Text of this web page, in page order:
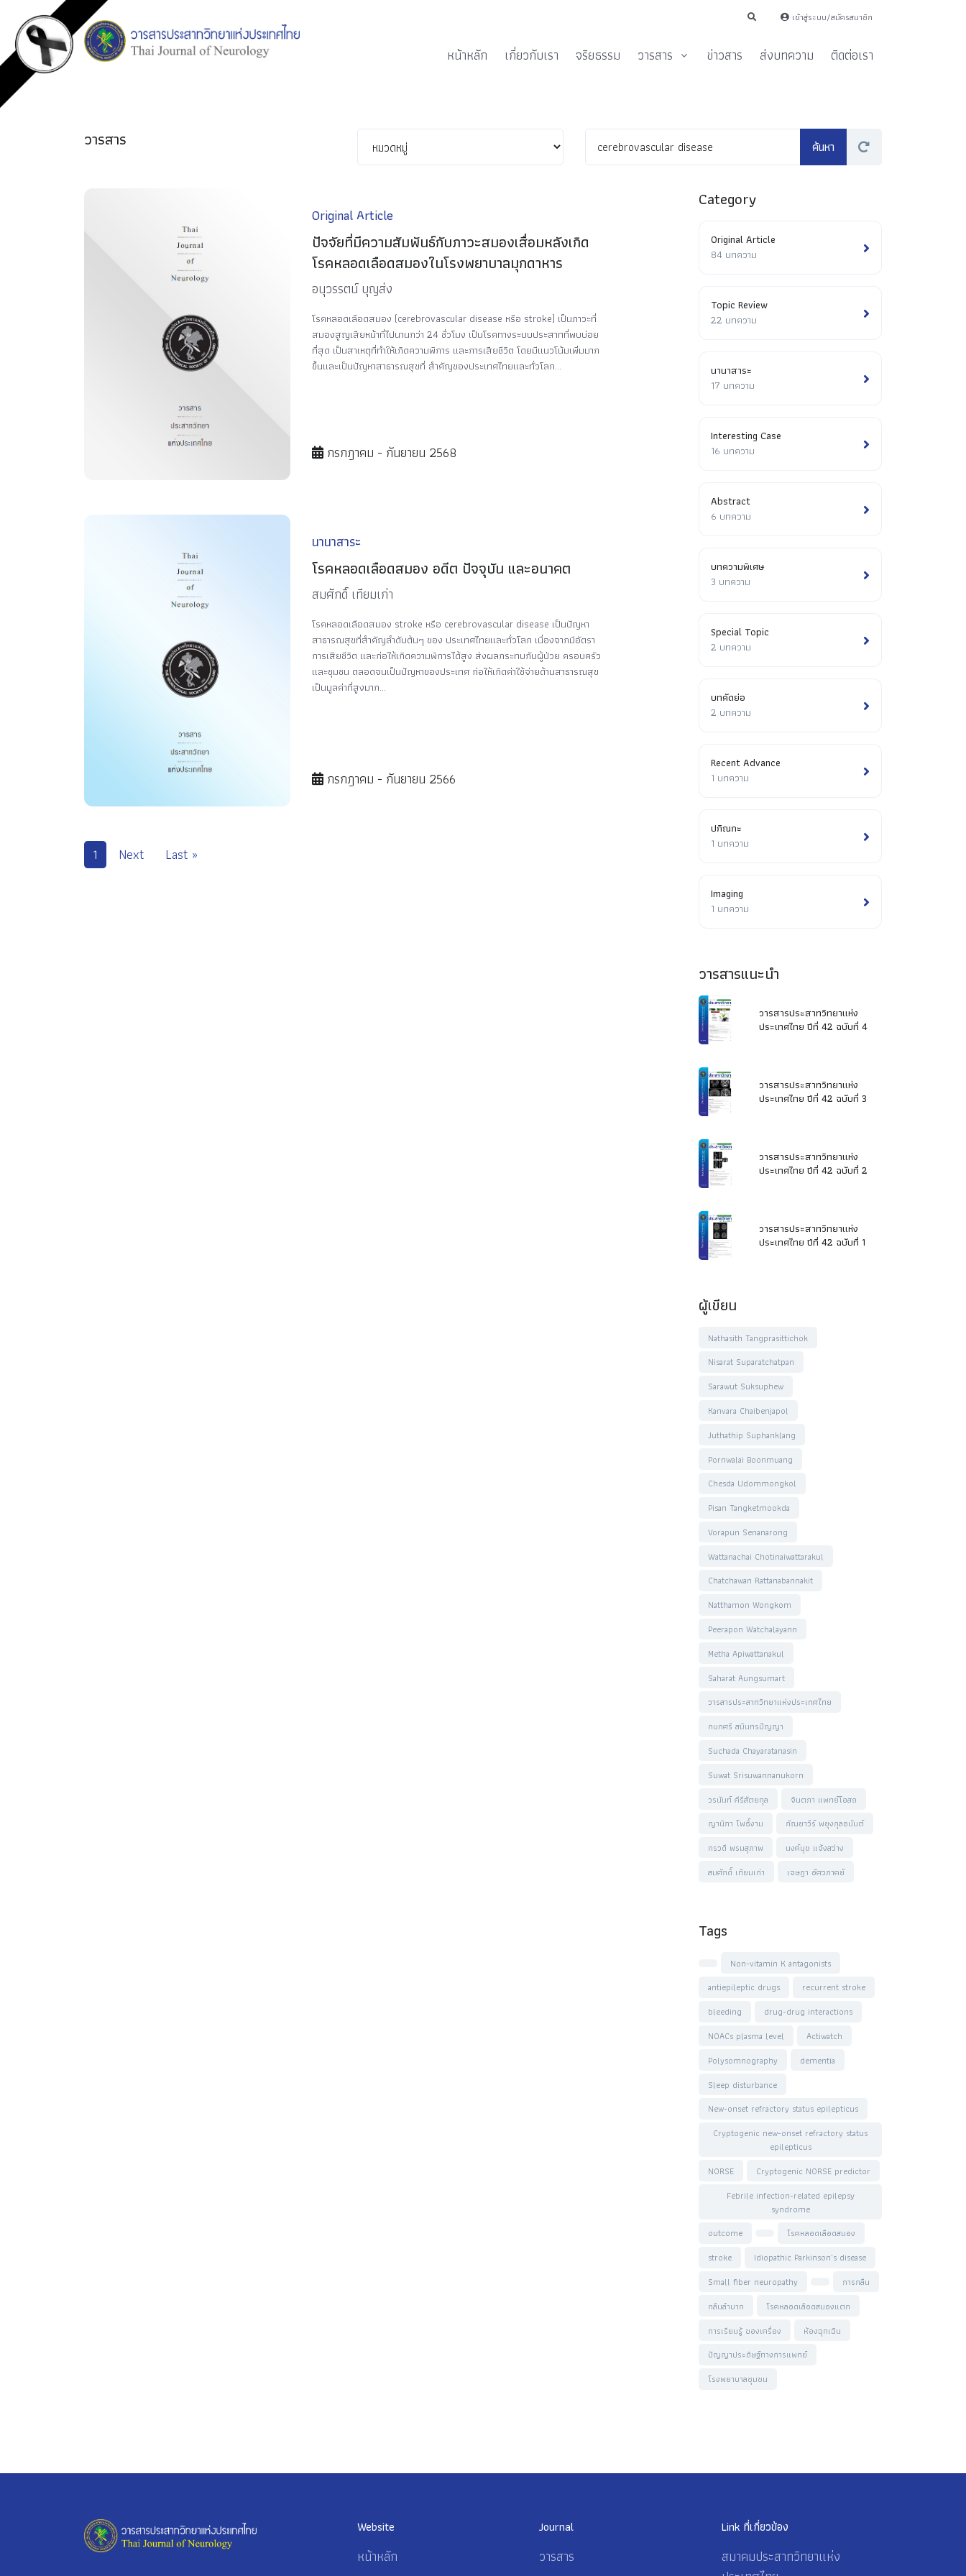
เข้าสู่ระบบ/สมัครสมาชิก
หน้าหลัก เกี่ยวกับเรา จริยธรรม วารสาร ข่าวสาร ส่งบทความ ติดต่อเรา
วารสาร
Original Article
ปัจจัยที่มีความสัมพันธ์กับภาวะสมองเสื่อมหลังเกิด
โรคหลอดเลือดสมองในโรงพยาบาลมุกดาหาร
อนุวรรตน์ บุญส่ง
โรคหลอดเลือดสมอง (cerebrovascular disease หรือ stroke) เป็นภาวะที่
สมองสูญเสียหน้าที่ไปนานกว่า 24 ชั่วโมง เป็นโรคทางระบบประสาทที่พบบ่อย
ที่สุด เป็นสาเหตุที่ทำให้เกิดความพิการ และการเสียชีวิต โดยมีแนวโน้มเพิ่มมาก
ขึ้นและเป็นปัญหาสาธารณสุขที่ สำคัญของประเทศไทยและทั่วโลก...
กรกฎาคม - กันยายน 2568
นานาสาระ
โรคหลอดเลือดสมอง อดีต ปัจจุบัน และอนาคต
สมศักดิ์ เทียมเก่า
โรคหลอดเลือดสมอง stroke หรือ cerebrovascular disease เป็นปัญหา
สาธารณสุขที่สำคัญลำดับต้นๆ ของ ประเทศไทยและทั่วโลก เนื่องจากมีอัตรา
การเสียชีวิต และก่อให้เกิดความพิการได้สูง ส่งผลกระทบกับผู้ป่วย ครอบครัว
และชุมชน ตลอดจนเป็นปัญหาของประเทศ ก่อให้เกิดค่าใช้จ่ายด้านสาธารณสุข
เป็นมูลค่าที่สูงมาก...
กรกฎาคม - กันยายน 2566
1 Next Last »
Category
Original Article
84 บทความ
Topic Review
22 บทความ
นานาสาระ
17 บทความ
Interesting Case
16 บทความ
Abstract
6 บทความ
บทความพิเศษ
3 บทความ
Special Topic
2 บทความ
บทคัดย่อ
2 บทความ
Recent Advance
1 บทความ
ปกิณกะ
1 บทความ
Imaging
1 บทความ
วารสารแนะนำ
วารสารประสาทวิทยาแห่ง
ประเทศไทย ปีที่ 42 ฉบับที่ 4
วารสารประสาทวิทยาแห่ง
ประเทศไทย ปีที่ 42 ฉบับที่ 3
วารสารประสาทวิทยาแห่ง
ประเทศไทย ปีที่ 42 ฉบับที่ 2
วารสารประสาทวิทยาแห่ง
ประเทศไทย ปีที่ 42 ฉบับที่ 1
ผู้เขียน
Nathasith Tangprasittichok
Nisarat Suparatchatpan
Sarawut Suksuphew
Kanvara Chaibenjapol
Juthathip Suphanklang
Pornwalai Boonmuang
Chesda Udommongkol
Pisan Tangketmookda
Vorapun Senanarong
Wattanachai Chotinaiwattarakul
Chatchawan Rattanabannakit
Natthamon Wongkom
Peerapon Watchalayann
Metha Apiwattanakul
Saharat Aungsumart
วารสารประสาทวิทยาแห่งประเทศไทย
กนกศรี สมินทรปัญญา
Suchada Chayaratanasin
Suwat Srisuwannanukorn
วรนันท์ คีรีสัตยกุล
จินตภา แพทย์โอสถ
ญานิกา โพธิ์งาม
กัณยาวีร์ พยุงกุลอนันต์
กรวดี พรมสุภาพ
นงค์นุช แจ้งสว่าง
สมศักดิ์ เทียมเก่า
เจษฎา อัศวภาคย์
Tags
Non-vitamin K antagonists
antiepileptic drugs
recurrent stroke
bleeding
drug-drug interactions
NOACs plasma level
Actiwatch
Polysomnography
dementia
Sleep disturbance
New-onset refractory status epilepticus
Cryptogenic new-onset refractory status
epilepticus
NORSE
Cryptogenic NORSE predictor
Febrile infection-related epilepsy
syndrome
outcome
โรคหลอดเลือดสมอง
stroke
Idiopathic Parkinson's disease
Small fiber neuropathy
การกลืน
กลืนลำบาก
โรคหลอดเลือดสมองแตก
การเรียนรู้ ของเครื่อง
ห้องฉุกเฉิน
ปัญญาประดิษฐ์ทางการแพทย์
โรงพยาบาลชุมชน
Website
หน้าหลัก
Journal
วารสาร
Link ที่เกี่ยวข้อง
สมาคมประสาทวิทยาแห่ง